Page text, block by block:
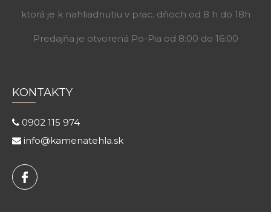
ktorá je k nahliadnutiu v prac. dňoch od 8 h do 18h
Predajňa je otvorená Po-Pia od 8:00 do 16:00
KONTAKTY
0902 115 974
info@kamenatehla.sk